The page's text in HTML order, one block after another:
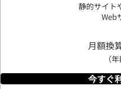
静的サイト
Web
月額換
（
今すぐ